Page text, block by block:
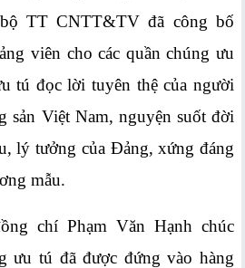
TT CNTT&TV đã công bố
viên cho các quần chúng ưu
tú đọc lời tuyên thệ của người
sản Việt Nam, nguyện suốt đời
lý tưởng của Đảng, xứng đáng
mẫu.
chí Phạm Văn Hạnh chúc
ưu tú đã được đứng vào hàng